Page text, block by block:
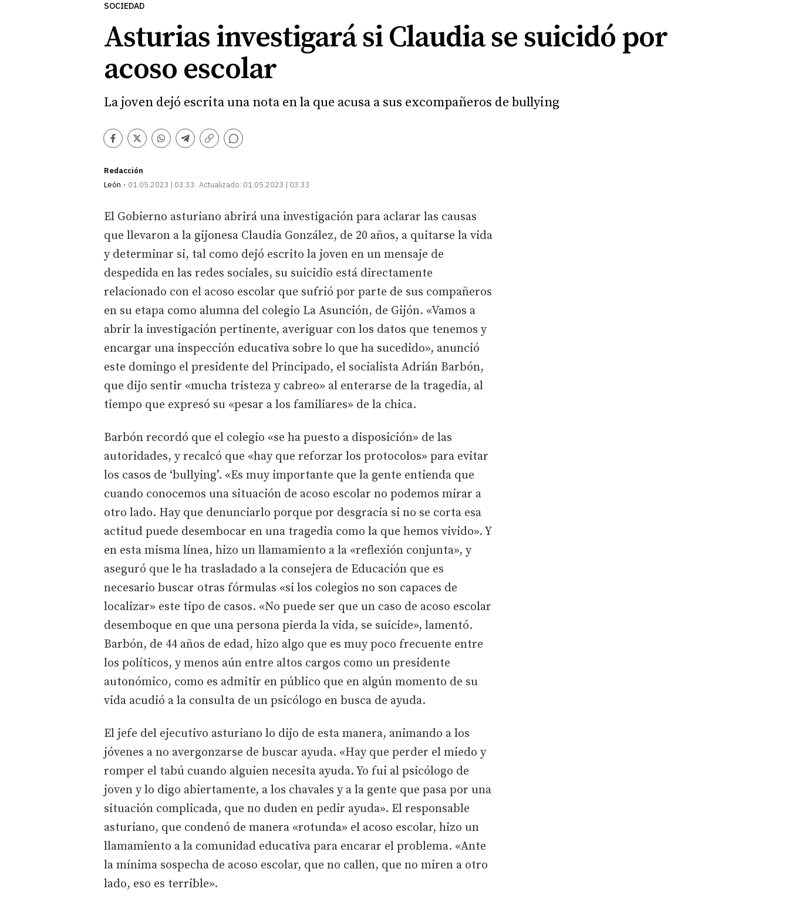
SOCIEDAD
Asturias investigará si Claudia se suicidó por
acoso escolar
La joven dejó escrita una nota en la que acusa a sus excompañeros de bullying
Facebook
TwitterWhatsapp
Telegram
Copiar
Comentarios
Redacción
León
01.05.2023 | 03:33 Actualizado: 01.05.2023 | 03:33
El Gobierno asturiano abrirá una investigación para aclarar las causas
que llevaron a la gijonesa Claudia González, de 20 años, a quitarse la vida
y determinar si, tal como dejó escrito la joven en un mensaje de
despedida en las redes sociales, su suicidio está directamente
relacionado con el acoso escolar que sufrió por parte de sus compañeros
en su etapa como alumna del colegio La Asunción, de Gijón. «Vamos a
abrir la investigación pertinente, averiguar con los datos que tenemos y
encargar una inspección educativa sobre lo que ha sucedido», anunció
este domingo el presidente del Principado, el socialista Adrián Barbón,
que dijo sentir «mucha tristeza y cabreo» al enterarse de la tragedia, al
tiempo que expresó su «pesar a los familiares» de la chica.
Barbón recordó que el colegio «se ha puesto a disposición» de las
autoridades, y recalcó que «hay que reforzar los protocolos» para evitar
los casos de ‘bullying’. «Es muy importante que la gente entienda que
cuando conocemos una situación de acoso escolar no podemos mirar a
otro lado. Hay que denunciarlo porque por desgracia si no se corta esa
actitud puede desembocar en una tragedia como la que hemos vivido». Y
en esta misma línea, hizo un llamamiento a la «reflexión conjunta», y
aseguró que le ha trasladado a la consejera de Educación que es
necesario buscar otras fórmulas «si los colegios no son capaces de
localizar» este tipo de casos. «No puede ser que un caso de acoso escolar
desemboque en que una persona pierda la vida, se suicide», lamentó.
Barbón, de 44 años de edad, hizo algo que es muy poco frecuente entre
los políticos, y menos aún entre altos cargos como un presidente
autonómico, como es admitir en público que en algún momento de su
vida acudió a la consulta de un psicólogo en busca de ayuda.
El jefe del ejecutivo asturiano lo dijo de esta manera, animando a los
jóvenes a no avergonzarse de buscar ayuda. «Hay que perder el miedo y
romper el tabú cuando alguien necesita ayuda. Yo fui al psicólogo de
joven y lo digo abiertamente, a los chavales y a la gente que pasa por una
situación complicada, que no duden en pedir ayuda». El responsable
asturiano, que condenó de manera «rotunda» el acoso escolar, hizo un
llamamiento a la comunidad educativa para encarar el problema. «Ante
la mínima sospecha de acoso escolar, que no callen, que no miren a otro
lado, eso es terrible».